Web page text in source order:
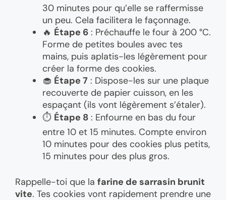
30 minutes pour qu’elle se raffermisse
un peu. Cela facilitera le façonnage.
🔥 Étape 6 : Préchauffe le four à 200 °C.
Forme de petites boules avec tes
mains, puis aplatis-les légèrement pour
créer la forme des cookies.
🧁 Étape 7 : Dispose-les sur une plaque
recouverte de papier cuisson, en les
espaçant (ils vont légèrement s’étaler).
⏱️ Étape 8 : Enfourne en bas du four
entre 10 et 15 minutes. Compte environ
10 minutes pour des cookies plus petits,
15 minutes pour des plus gros.
Rappelle-toi que la farine de sarrasin brunit
vite. Tes cookies vont rapidement prendre une